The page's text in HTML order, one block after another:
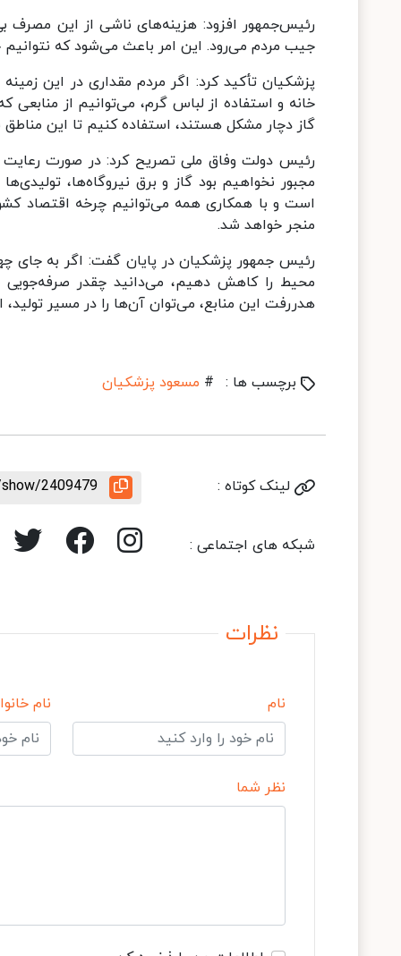
رئیس‌جمهور افزود: هزینه‌های ناشی از این مصرف
جیب مردم می‌رود. این امر باعث می‌شود که
پزشکیان تأکید کرد: اگر مردم مقداری در این
خانه و استفاده از لباس گرم، می‌توانیم از
گاز دچار مشکل هستند، استفاده کنیم تا این مناطق
رئیس دولت وفاق ملی تصریح کرد: در صورت
مجبور نخواهیم بود گاز و برق نیروگاه‌ها،
است و با همکاری همه می‌توانیم چرخه اقتصاد
منجر خواهد شد.
رئیس جمهور پزشکیان در پایان گفت: اگر به جای
محیط را کاهش دهیم، می‌دانید چقدر
هدررفت این منابع، می‌توان آن‌ها را در مسیر
برچسب ها : # مسعود پزشکیان
لینک کوتاه : 2409479
شبکه های اجتماعی :
نظرات
نام نام
نظر شما